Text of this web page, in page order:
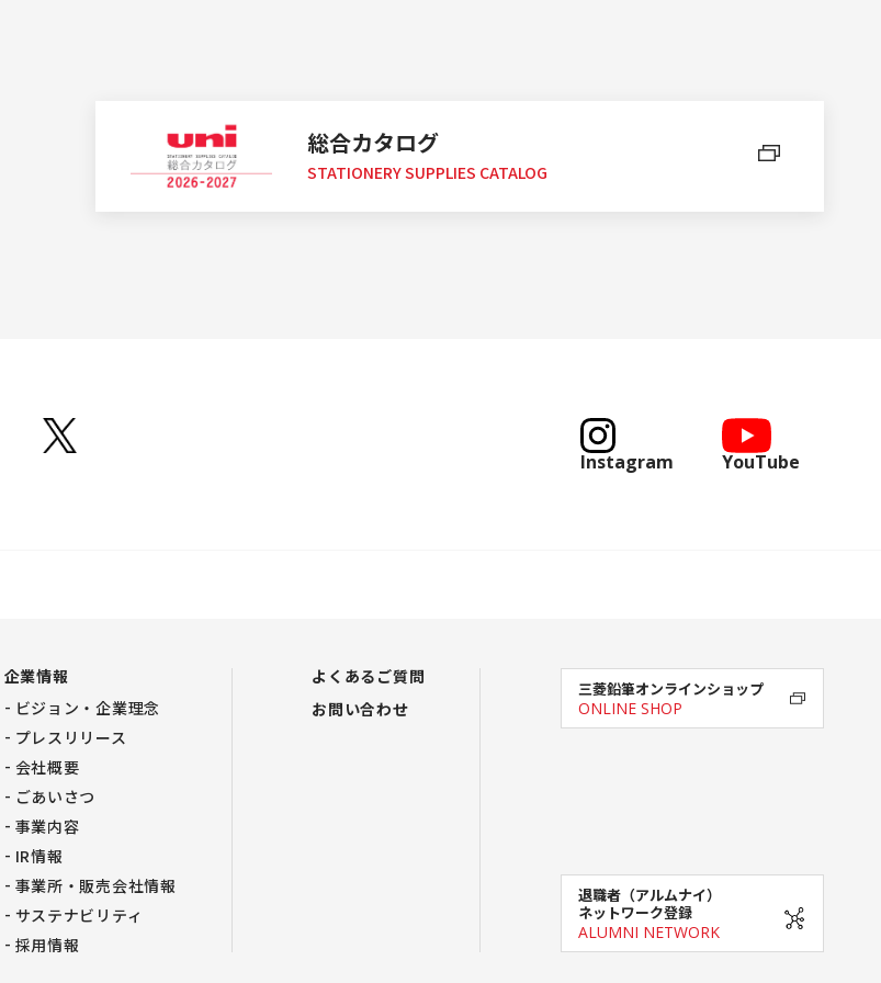
総合カタログ
STATIONERY SUPPLIES CATALOG
Instagram YouTube
企業情報
ビジョン・企業理念
プレスリリース
会社概要
ごあいさつ
事業内容
IR情報
事業所・販売会社情報
サステナビリティ
採用情報
よくあるご質問
お問い合わせ
三菱鉛筆オンラインショップ
ONLINE SHOP
退職者（アルムナイ）
ネットワーク登録
ALUMNI NETWORK